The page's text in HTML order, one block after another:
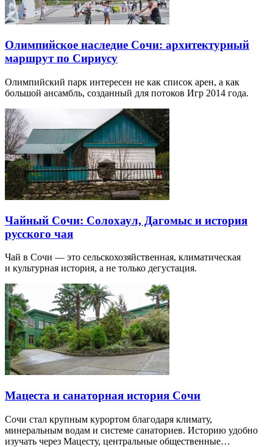
Олимпийское наследие Сочи: архитектурный
маршрут по Сириусу
Олимпийский парк интересен не как список арен, а как
большой ансамбль, созданный для потоков Игр 2014 года.
Чайный Сочи: Солохаул, Дагомыс и история
русского чая
Чай в Сочи — это сельскохозяйственная, климатическая
и культурная история, а не только дегустация.
Мацеста и санаторная история Сочи
Сочи стал крупным курортом благодаря климату,
минеральным водам и системе санаториев. Историю удобно
изучать через Мацесту, центральные общественные…